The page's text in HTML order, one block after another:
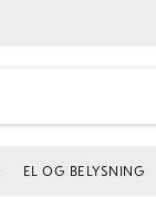
EL OG BELYSNING